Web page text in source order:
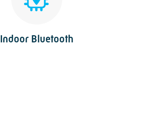
Indoor Bluetooth